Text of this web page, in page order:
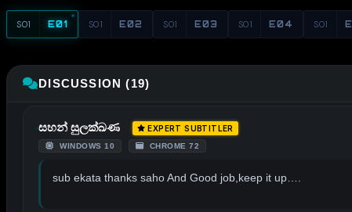
S01 E01 S01 E02 S01 E03 S01 E04 S01
DISCUSSION (19)
සහන් සුලක්ඛණ EXPERT SUBTITLER
WINDOWS 10 CHROME 72
sub ekata thanks saho And Good job,keep it up….